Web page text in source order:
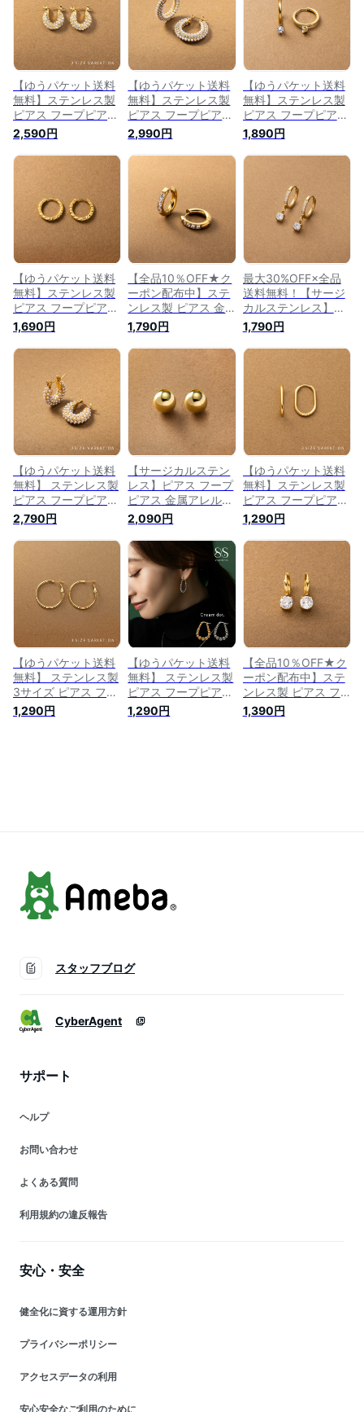
【ゆうパケット送料
無料】ステンレス製
ピアス フープピアス
金属アレルギー つけ
っぱなし サージカル
ステンレス レディー
ス パヴェ 2サイズ キ
ャッチレス 開閉式
ビジュー キュービッ
クジルコニア 大人
ゴールド シルバー
2,590円
【ゆうパケット送料
無料】ステンレス製
ピアス フープピアス
金属アレルギー つけ
っぱなし サージカル
ステンレス パヴェ
ディース キャッチレ
ス 開閉式 ミル打ち
大人 華やか ミック
ス ゴールド
2,990円
【ゆうパケット送料
無料】ステンレス製
ピアス フープピアス
金属アレルギー
316L つけっぱなし
サージカルステンレ
れ キャッチレス リ
ング 開閉式 クラウ
ン台座 一粒ビジュー
大人 華奢 ゴールド
1,890円
【ゆうパケット送料
無料】ステンレス製
ピアス フープピアス
金属アレルギー
316L つけっぱなし
サージカルステンレ
れ キャッチレス 開
閉式 凸凹 立体加工
大人 ゴールド シル
バー
1,690円
【全品10％OFF★ク
ーポン配布中】ステ
ンレス製 ピアス 金
属アレルギー つけっ
ぱなし サージカルス
テンレス レディース
フープピアス キュー
ビックジルコニア ビ
ジュー キャッチレス
開閉式 中折れ 大人
ゴールド シルバー
1,790円
最大30%OFF×全品
送料無料！【サージ
カルステンレス】ピ
アス 金属アレルギー
対応 つけっぱなし
ステンレス レディー
折れ 開閉式 ワンタ
ッチ フープピアス
ビジュー 揺れる 大
人 上品 ゴールド シ
ルバー
1,790円
【ゆうパケット送料
無料】 ステンレス製
ピアス フープピアス
金属アレルギー つけ
っぱなし サージカル
ステンレス レディー
開閉式 小粒 大人 華
やか ゴールド
2,790円
【サージカルステン
レス】ピアス フープ
ピアス 金属アレルギ
ー対応 つけっぱなし
ステンレス レディー
ス メタルボール フ
ィット 中折れ キャ
ッチレス 開閉式 メ
タル 丸 大人 ゴール
ド シルバー
2,090円
【ゆうパケット送料
無料】ステンレス製
ピアス フープピアス
金属アレルギー
316L つけっぱなし
サージカルステンレ
ス レディース メン
ズ 中折れ キャッチ
レス 開閉式 3サイズ
オーバル 大人 シン
プル ゴールド シル
バー
1,290円
【ゆうパケット送料
無料】 ステンレス製
3サイズ ピアス フー
プピアス 金属アレル
ギー つけっぱなし
1,290円
【ゆうパケット送料
無料】 ステンレス製
ピアス フープピアス
金属アレルギー つけ
っぱなし サージカル
1,290円
【全品10％OFF★ク
ーポン配布中】ステ
ンレス製 ピアス フ
ープピアス 金属アレ
ルギー つけっぱなし
1,390円
スタッフブログ
CyberAgent
サポート
ヘルプ
お問い合わせ
よくある質問
利用規約の違反報告
安心・安全
健全化に資する運用方針
プライバシーポリシー
アクセスデータの利用
安心安全なご利用のために